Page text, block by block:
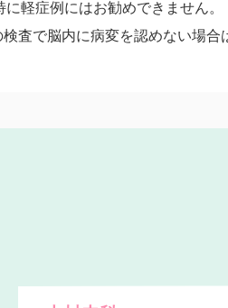
軽症例にはお勧めできません。
査で脳内に病変を認めない場